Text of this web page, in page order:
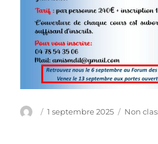
Auteur
Publié
1 septembre 2025 Non